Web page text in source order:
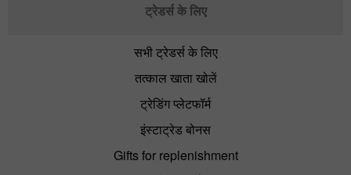
ट्रेडर्स के लिए
सभी ट्रेडर्स के लिए
तत्काल खाता खोलें
ट्रेडिंग प्लेटफॉर्म
इंस्टाट्रेड बोनस
Gifts for replenishment